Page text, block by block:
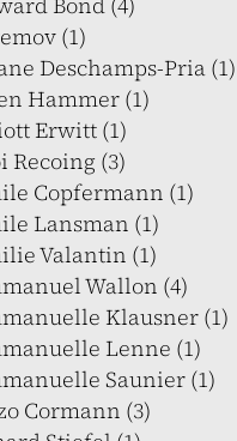
(1)
Deschamps-Pria (1)
Hammer (1)
Erwitt (1)
Recoing (3)
Copfermann (1)
Lansman (1)
Valantin (1)
Wallon (4)
Klausner (1)
Lenne (1)
Saunier (1)
Cormann (3)